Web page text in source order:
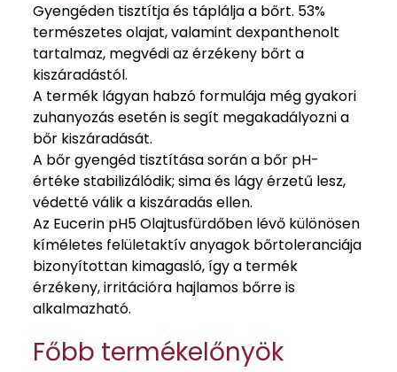
Gyengéden tisztítja és táplálja a bőrt. 53%
természetes olajat, valamint dexpanthenolt
tartalmaz, megvédi az érzékeny bőrt a
kiszáradástól.
A termék lágyan habzó formulája még gyakori
zuhanyozás esetén is segít megakadályozni a
bőr kiszáradását.
A bőr gyengéd tisztítása során a bőr pH-
értéke stabilizálódik; sima és lágy érzetű lesz,
védetté válik a kiszáradás ellen.
Az Eucerin pH5 Olajtusfürdőben lévő különösen
kíméletes felületaktív anyagok bőrtoleranciája
bizonyítottan kimagasló, így a termék
érzékeny, irritációra hajlamos bőrre is
alkalmazható.
Főbb termékelőnyök